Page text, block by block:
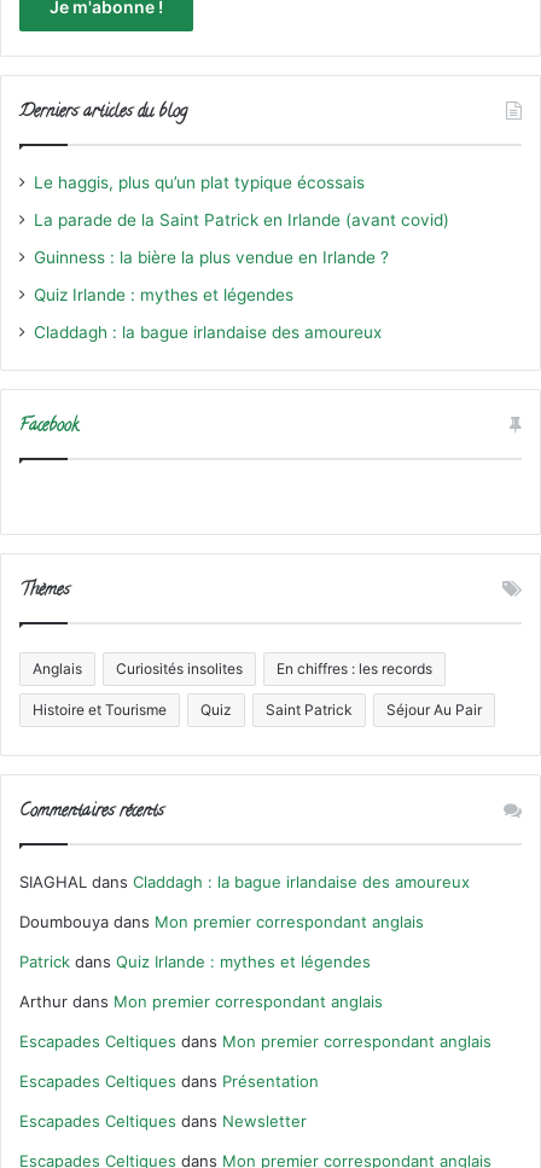
Derniers articles du blog
Le haggis, plus qu’un plat typique écossais
La parade de la Saint Patrick en Irlande (avant covid)
Guinness : la bière la plus vendue en Irlande ?
Quiz Irlande : mythes et légendes
Claddagh : la bague irlandaise des amoureux
Facebook
Thèmes
Anglais Curiosités insolites En chiffres : les records
Histoire et Tourisme Quiz Saint Patrick Séjour Au Pair
Commentaires récents
SIAGHAL dans Claddagh : la bague irlandaise des amoureux
Doumbouya dans Mon premier correspondant anglais
Patrick dans Quiz Irlande : mythes et légendes
Arthur dans Mon premier correspondant anglais
Escapades Celtiques dans Mon premier correspondant anglais
Escapades Celtiques dans Présentation
Escapades Celtiques dans Newsletter
Escapades Celtiques dans Mon premier correspondant anglais